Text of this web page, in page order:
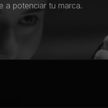
a potenciar tu marca.